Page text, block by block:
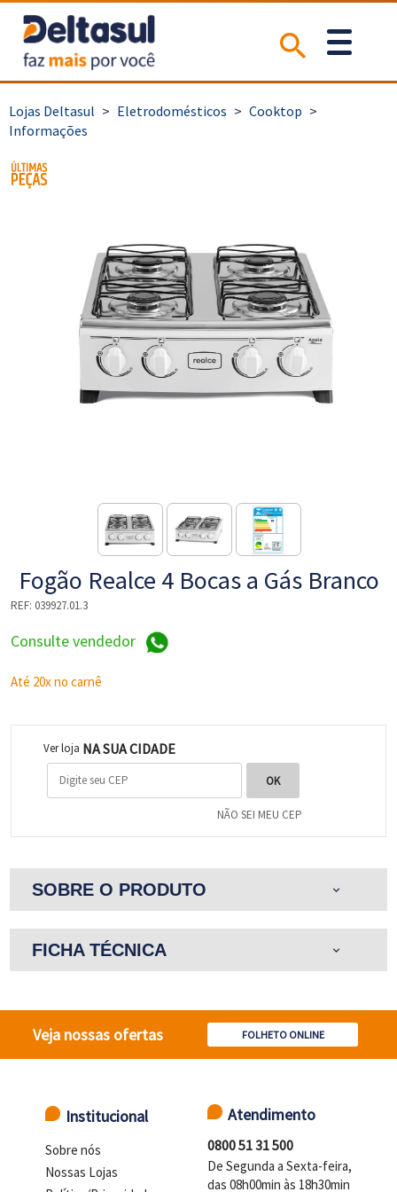
> Eletrodomésticos > Cooktop >
Informações
Fogão Realce 4 Bocas a Gás Branco
REF: 039927.01.3
Consulte vendedor
Até 20x no carnê
Ver loja NA SUA CIDADE
NÃO SEI MEU CEP
SOBRE O PRODUTO expand_more
FICHA TÉCNICA expand_more
Veja nossas ofertas FOLHETO ONLINE
Institucional
Sobre nós
Nossas Lojas
Atendimento
0800 51 31 500
De Segunda a Sexta-feira,
das 08h00min às 18h30min